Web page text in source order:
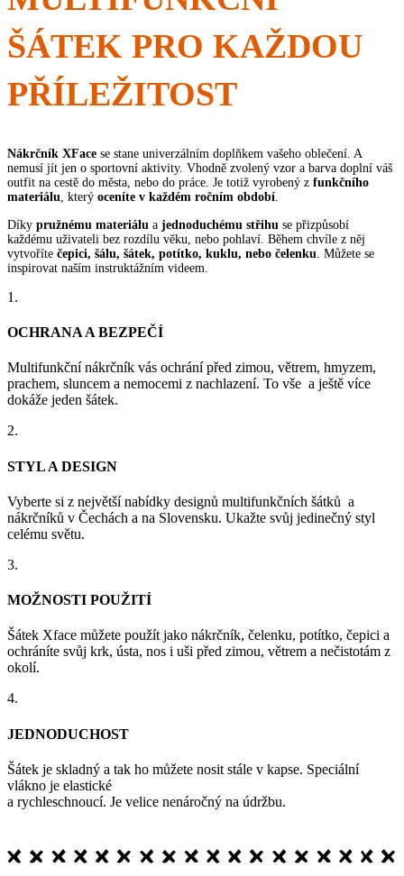
ŠÁTEK PRO KAŽDOU
PŘÍLEŽITOST
Nákrčník XFace se stane univerzálním doplňkem vašeho oblečení. A
nemusí jít jen o sportovní aktivity. Vhodně zvolený vzor a barva doplní váš
outfit na cestě do města, nebo do práce. Je totiž vyrobený z funkčního
materiálu , který oceníte v každém ročním období
Díky pružnému materiálu a jednoduchému střihu se přizpůsobí
každému uživateli bez rozdílu věku, nebo pohlaví. Během chvíle z něj
vytvoříte čepici, šálu, šátek, potítko, kuklu, nebo čelenku . Můžete se
inspirovat naším instruktážním videem.
1.
OCHRANA A BEZPEČÍ
Multifunkční nákrčník vás ochrání před zimou, větrem, hmyzem,
prachem, sluncem a nemocemi z nachlazení. To vše a ještě více
dokáže jeden šátek.
2.
STYL A DESIGN
Vyberte si z největší nabídky designů multifunkčních šátků a
nákrčníků v Čechách a na Slovensku. Ukažte svůj jedinečný styl
celému světu.
3.
MOŽNOSTI POUŽITÍ
Šátek Xface můžete použít jako nákrčník, čelenku, potítko, čepici a
ochráníte svůj krk, ústa, nos i uši před zimou, větrem a nečistotám z
okolí.
4.
JEDNODUCHOST
Šátek je skladný a tak ho můžete nosit stále v kapse. Speciální
vlákno je elastické
a rychleschnoucí. Je velice nenáročný na údržbu.